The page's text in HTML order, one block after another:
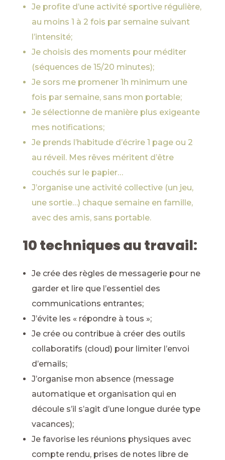
Je profite d’une activité sportive régulière,
au moins 1 à 2 fois par semaine suivant
l’intensité;
Je choisis des moments pour méditer
(séquences de 15/20 minutes);
Je sors me promener 1h minimum une
fois par semaine, sans mon portable;
Je sélectionne de manière plus exigeante
mes notifications;
Je prends l’habitude d’écrire 1 page ou 2
au réveil. Mes rêves méritent d’être
couchés sur le papier…
J’organise une activité collective (un jeu,
une sortie…) chaque semaine en famille,
avec des amis, sans portable.
10 techniques au travail:
Je crée des règles de messagerie pour ne
garder et lire que l’essentiel des
communications entrantes;
J’évite les « répondre à tous »;
Je crée ou contribue à créer des outils
collaboratifs (cloud) pour limiter l’envoi
d’emails;
J’organise mon absence (message
automatique et organisation qui en
découle s’il s’agit d’une longue durée type
vacances);
Je favorise les réunions physiques avec
compte rendu, prises de notes libre de